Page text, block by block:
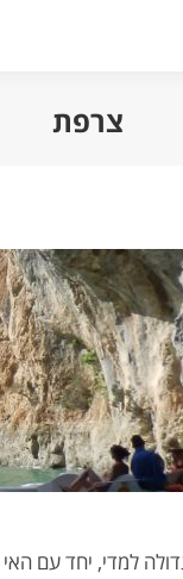
צרפת
למדי, יחד עם האי